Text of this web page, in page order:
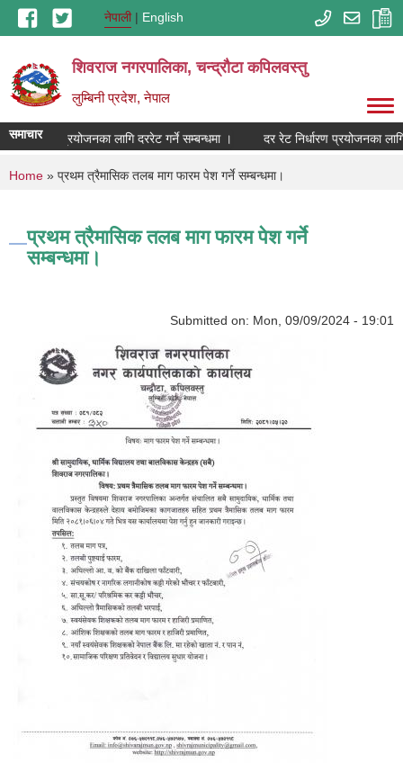
Skip to main contentनेपाली English
शिवराज नगरपालिका, चन्द्राैटा कपिलवस्तु
लुम्बिनी प्रदेश, नेपाल
समाचार
निर्धारण प्रयोजनका लागि दररेट गर्ने सम्बन्धमा । दर रेट निर्धारण प्रयोजनका
You are here
Home » प्रथम त्रैमासिक तलब माग फारम पेश गर्ने सम्बन्धमा।
प्रथम त्रैमासिक तलब माग फारम पेश गर्ने
सम्बन्धमा।
Submitted on: Mon, 09/09/2024 - 19:01